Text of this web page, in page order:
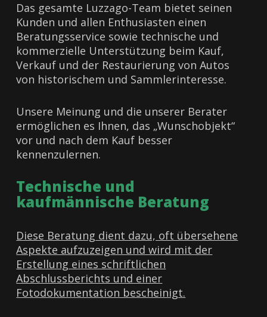
Das gesamte Luzzago-Team bietet seinen
Kunden und allen Enthusiasten einen
Beratungsservice sowie technische und
kommerzielle Unterstützung beim Kauf,
Verkauf und der Restaurierung von Autos
von historischem und Sammlerinteresse.
Unsere Meinung und die unserer Berater
ermöglichen es Ihnen, das „Wunschobjekt“
vor und nach dem Kauf besser
kennenzulernen.
Technische und
kaufmännische Beratung
Diese Beratung dient dazu, oft übersehene
Aspekte aufzuzeigen und wird mit der
Erstellung eines schriftlichen
Abschlussberichts und einer
Fotodokumentation bescheinigt.